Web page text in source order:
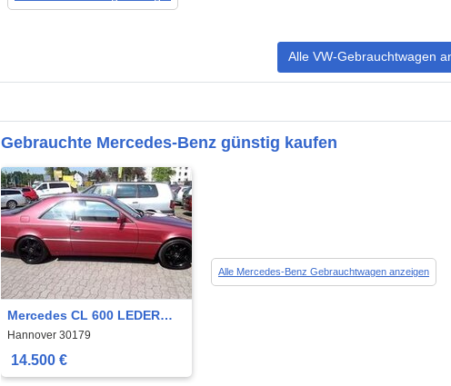
Alle VW-Gebrauchtwagen
Gebrauchte Mercedes-Benz günstig kaufen
Mercedes CL 600 LEDER
EL-GSD KLIMATRONIC
Hannover 30179
14.500 €
Alle Mercedes-Benz Gebrauchtwagen anzeigen